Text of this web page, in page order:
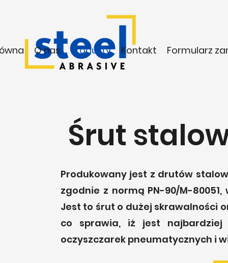
O nas Produkty Kontakt Formularz
​Śrut
Produkowany jest z drutów
zgodnie z normą PN-90/M-
Jest to śrut o dużej skrawalności
co sprawia, iż jest najbardziej
oczyszczarek pneumatycznych i